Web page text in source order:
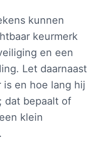
kunnen
keurmerk
en een
Let daarnaast
is en hoe lang hij
dat bepaalt of
klein